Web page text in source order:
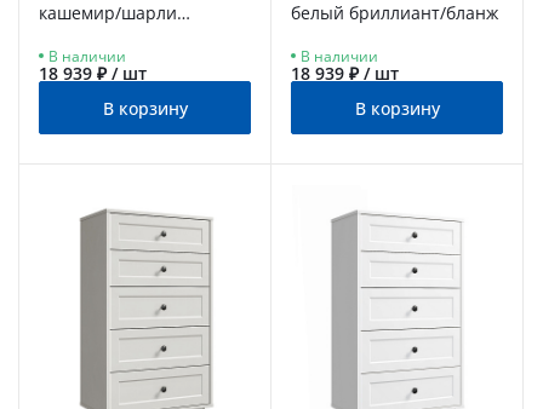
кашемир/шарли
В наличии
18 939 ₽ / шт
В корзину
белый бриллиант/бланж
В наличии
18 939 ₽ / шт
В корзину